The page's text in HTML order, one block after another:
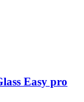
Easy pro